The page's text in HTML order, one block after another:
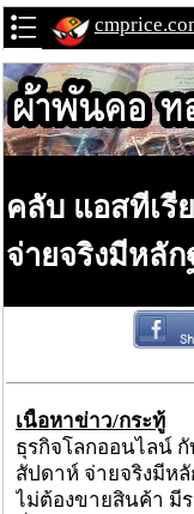
คลับ แอสทีเรี
จ่ายจริงมีหลัก
เนื้อหาข่าว/กระทู้
ธุรกิจโลกออนไลน์ กั
สัปดาห์ จ่ายจริงมีห
ไม่ต้องขายสินค้า มี